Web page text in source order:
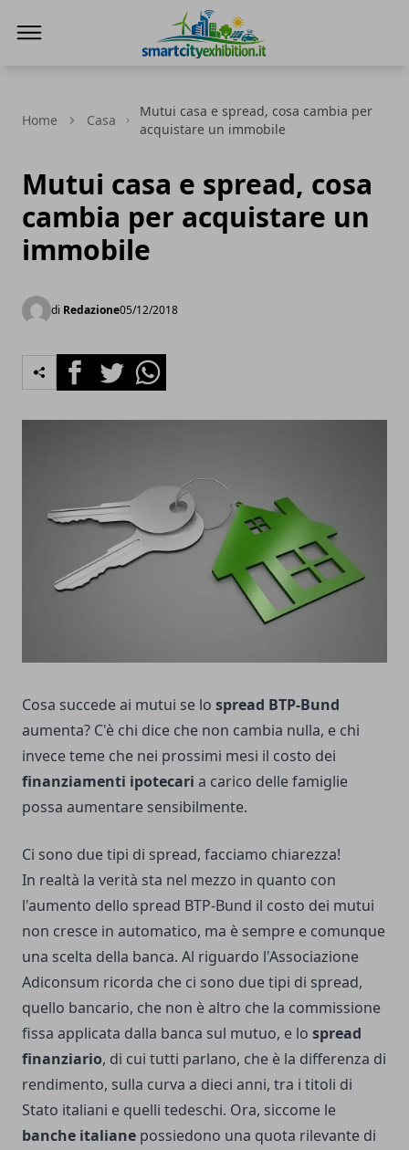
Home Casa
Mutui casa e spread, cosa cambia per
acquistare un immobile
Mutui casa e spread, cosa
cambia per acquistare un
immobile
di Redazione05/12/2018
FacebookTwitterWhatsapp
Cosa succede ai mutui se lo spread BTP-Bund
aumenta? C'è chi dice che non cambia nulla, e chi
invece teme che nei prossimi mesi il costo dei
finanziamenti ipotecari a carico delle famiglie
possa aumentare sensibilmente.
Ci sono due tipi di spread, facciamo chiarezza!
In realtà la verità sta nel mezzo in quanto con
l'aumento dello spread BTP-Bund il costo dei mutui
non cresce in automatico, ma è sempre e comunque
una scelta della banca. Al riguardo l'Associazione
Adiconsum ricorda che ci sono due tipi di spread,
quello bancario, che non è altro che la commissione
fissa applicata dalla banca sul mutuo, e lo spread
finanziario, di cui tutti parlano, che è la differenza di
rendimento, sulla curva a dieci anni, tra i titoli di
Stato italiani e quelli tedeschi. Ora, siccome le
banche italiane possiedono una quota rilevante di